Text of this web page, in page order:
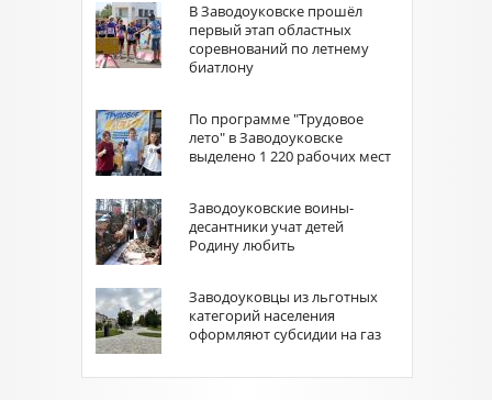
В Заводоуковске прошёл
первый этап областных
соревнований по летнему
биатлону
По программе "Трудовое
лето" в Заводоуковске
выделено 1 220 рабочих мест
Заводоуковские воины-
десантники учат детей
Родину любить
Заводоуковцы из льготных
категорий населения
оформляют субсидии на газ